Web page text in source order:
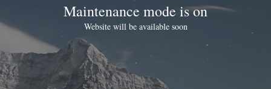
Maintenance mode is on
Website will be available soon